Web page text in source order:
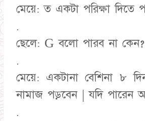
মেয়ে: ত একটা পরিক্ষা দিতে
.
ছেলে: G বলো পারব না
.
মেয়ে: একটানা বেশিনা ৮
নামাজ পড়বেন | যদি পারেন
.